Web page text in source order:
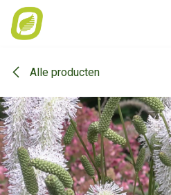
Overslaan naar inhoud
Alle producten